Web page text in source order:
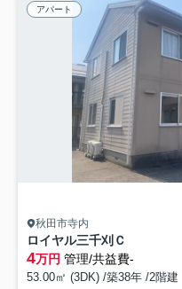
アパート
秋田市寺内
ロイヤル三千刈Ｃ
4万円 管理/共益費-
53.00㎡ (3DK) /築38年 /2階建